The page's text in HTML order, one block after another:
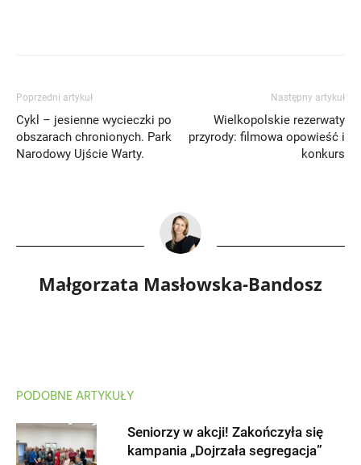
Poprzedni artykuł
Cykl – jesienne wycieczki po
obszarach chronionych. Park
Narodowy Ujście Warty.
Następny artykuł
Wielkopolskie rezerwaty
przyrody: filmowa opowieść i
konkurs
Małgorzata Masłowska-Bandosz
PODOBNE ARTYKUŁY
Seniorzy w akcji! Zakończyła się
kampania „Dojrzała segregacja”